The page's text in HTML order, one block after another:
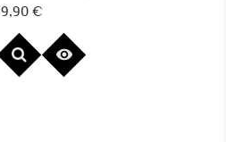
Prix
9,90 €
